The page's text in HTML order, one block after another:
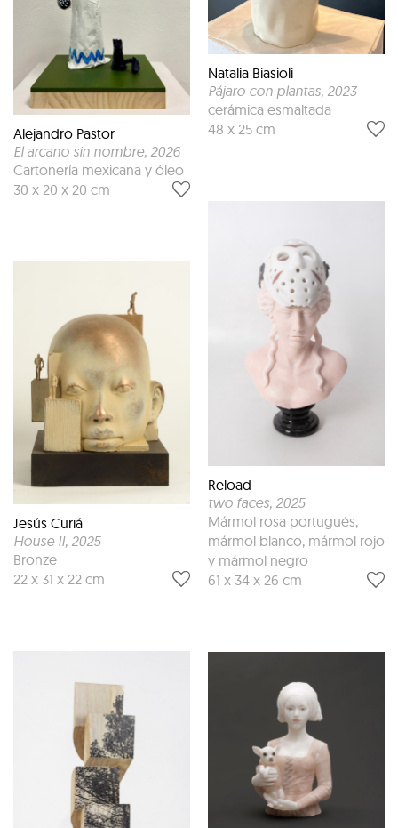
Alejandro Pastor
El arcano sin nombre, 2026
Cartonería mexicana y óleo
30 x 20 x 20 cm
Jesús Curiá
House II, 2025
Bronze
22 x 31 x 22 cm
Natalia Biasioli
Pájaro con plantas, 2023
cerámica esmaltada
48 x 25 cm
Reload
two faces, 2025
Mármol rosa portugués,
mármol blanco, mármol rojo
y mármol negro
61 x 34 x 26 cm